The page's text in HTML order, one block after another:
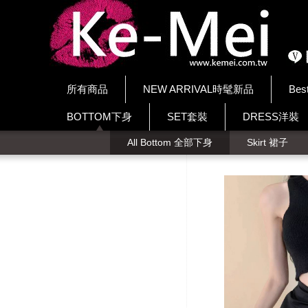
所有商品 NEW ARRIVAL時髦新品
BOTTOM下身 SET套裝 DRESS洋裝
All Bottom 全部下身 Skirt 裙子